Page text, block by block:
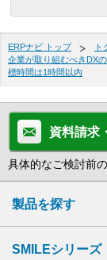
ERPナビ トップ
企業が取り組むべきDX
標時間は1時間以内
資料請求
具体的なご検討前
製品を探す
SMILEシリーズ